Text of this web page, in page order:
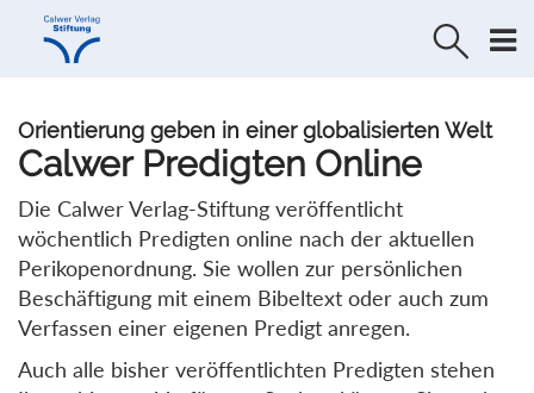
Direkt
Direkt
Orientierung geben in einer globalisierten Welt
Calwer Predigten Online
Die Calwer Verlag-Stiftung veröffentlicht
wöchentlich Predigten online nach der aktuellen
Perikopenordnung. Sie wollen zur persönlichen
Beschäftigung mit einem Bibeltext oder auch zum
Verfassen einer eigenen Predigt anregen.
Auch alle bisher veröffentlichten Predigten stehen